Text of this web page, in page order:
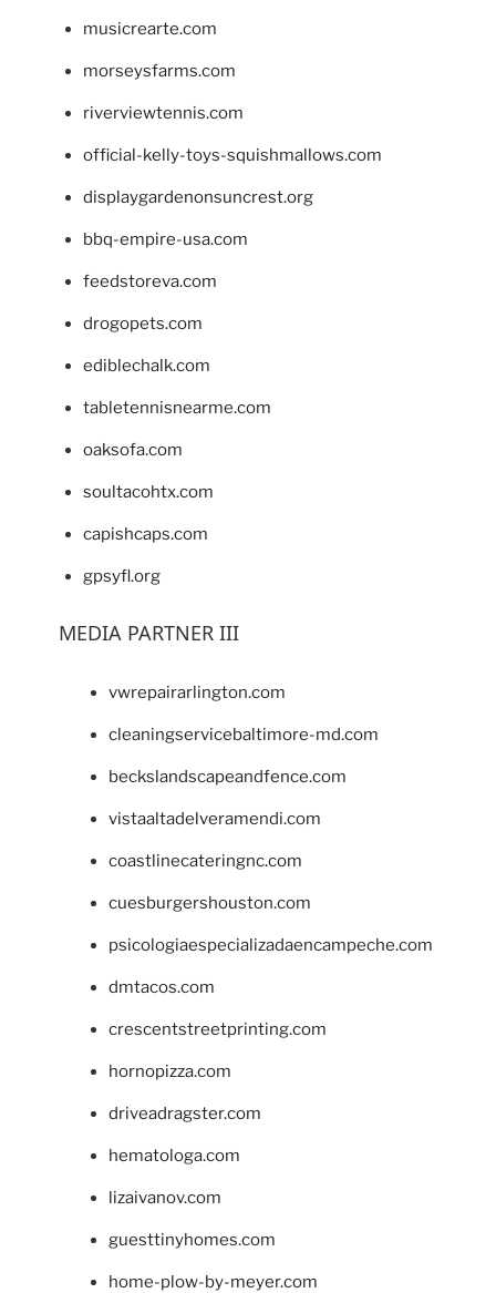
musicrearte.com
morseysfarms.com
riverviewtennis.com
official-kelly-toys-squishmallows.com
displaygardenonsuncrest.org
bbq-empire-usa.com
feedstoreva.com
drogopets.com
ediblechalk.com
tabletennisnearme.com
oaksofa.com
soultacohtx.com
capishcaps.com
gpsyfl.org
MEDIA PARTNER III
vwrepairarlington.com
cleaningservicebaltimore-md.com
beckslandscapeandfence.com
vistaaltadelveramendi.com
coastlinecateringnc.com
cuesburgershouston.com
psicologiaespecializadaencampeche.com
dmtacos.com
crescentstreetprinting.com
hornopizza.com
driveadragster.com
hematologa.com
lizaivanov.com
guesttinyhomes.com
home-plow-by-meyer.com